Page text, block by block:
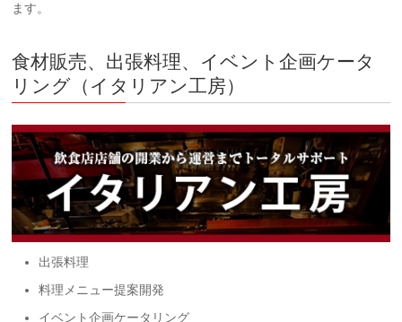
ます。
食材販売、出張料理、イベント企画ケータ
リング（イタリアン工房）
出張料理
料理メニュー提案開発
イベント企画ケータリング